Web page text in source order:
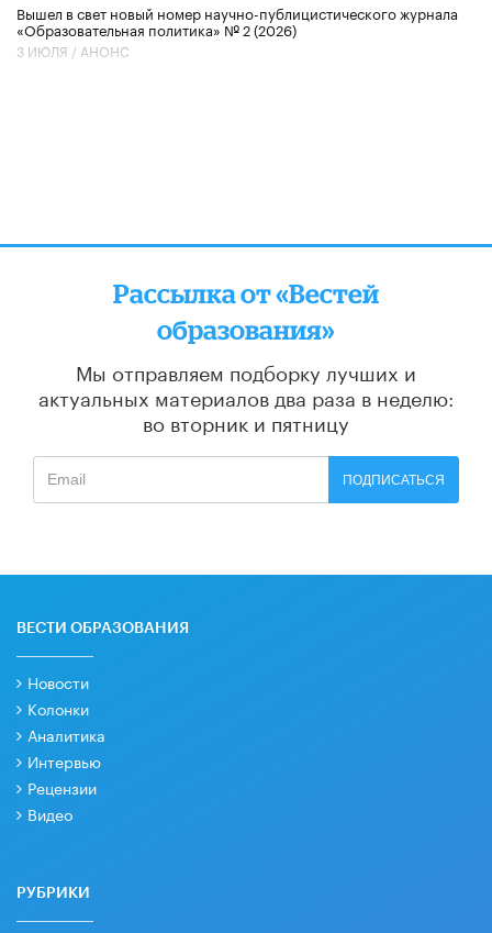
Вышел в свет новый номер научно-публицистического журнала
«Образовательная политика» № 2 (2026)
3 ИЮЛЯ / АНОНС
Рассылка от «Вестей
образования»
Мы отправляем подборку лучших и
актуальных материалов два раза в неделю:
во вторник и пятницу
ПОДПИСАТЬСЯ
ВЕСТИ ОБРАЗОВАНИЯ
Новости
Колонки
Аналитика
Интервью
Рецензии
Видео
РУБРИКИ